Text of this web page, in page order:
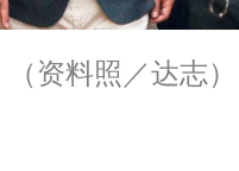
资料照／达志）